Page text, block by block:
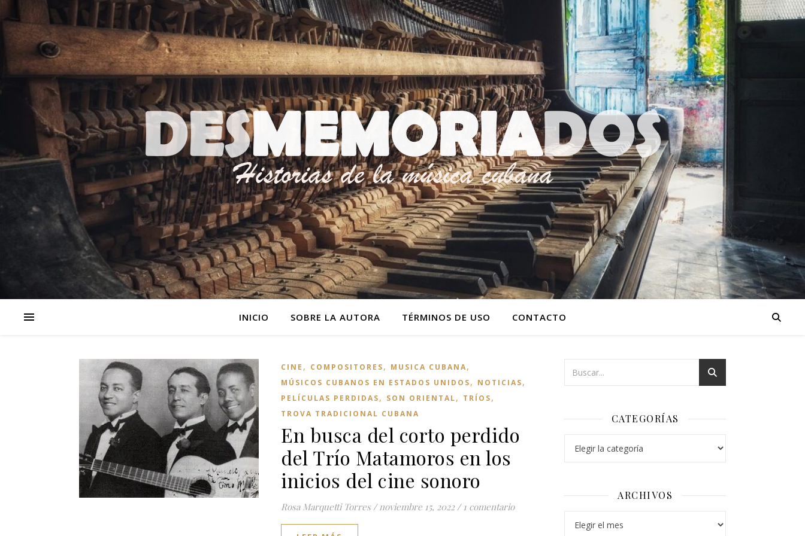
INICIO SOBRE LA AUTORA TÉRMINOS DE USO CONTACTO
CINE , COMPOSITORES, MUSICA CUBANA,
MÚSICOS CUBANOS EN ESTADOS UNIDOS, NOTICIAS,
PELÍCULAS PERDIDAS, SON ORIENTAL, TRÍOS,
TROVA TRADICIONAL CUBANA
En busca del corto perdido
del Trío Matamoros en los
inicios del cine sonoro
Rosa Marquetti Torres / noviembre 15, 2022 / 1 comentario
CATEGORÍAS
ARCHIVOS